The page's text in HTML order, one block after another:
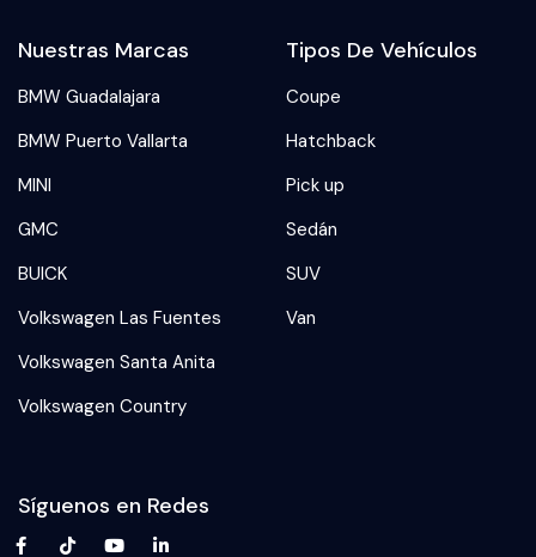
Nuestras Marcas
BMW Guadalajara
BMW Puerto Vallarta
MINI
GMC
BUICK
Volkswagen Las Fuentes
Volkswagen Santa Anita
Volkswagen Country
Tipos De Vehículos
Coupe
Hatchback
Pick up
Sedán
SUV
Van
Síguenos en Redes